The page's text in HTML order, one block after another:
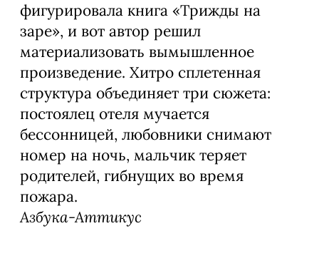
фигурировала книга «Трижды на
заре», и вот автор решил
материализовать вымышленное
произведение. Хитро сплетенная
структура объединяет три сюжета:
постоялец отеля мучается
бессонницей, любовники снимают
номер на ночь, мальчик теряет
родителей, гибнущих во время
пожара.
Азбука-Аттикус